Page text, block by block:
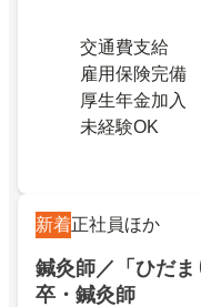
交通費支給
雇用保険完備
厚生年金加入
未経験OK
新着正社員ほか
鍼灸師／「ひだ
卒・鍼灸師